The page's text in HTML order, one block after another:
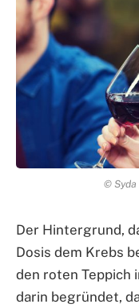
© Syda
Der Hintergrund,
Dosis dem Krebs
den roten Teppich
darin begründet,